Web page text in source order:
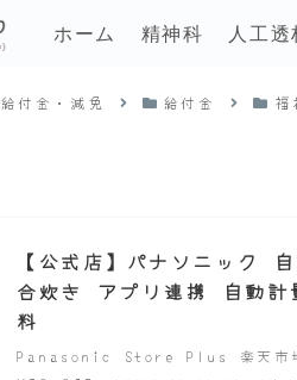
ホーム 精神科 人工透
給付金・減免 給付金 福
【公式店】パナソニック
合炊き アプリ連携 自動
料
Panasonic Store Plus 楽天市